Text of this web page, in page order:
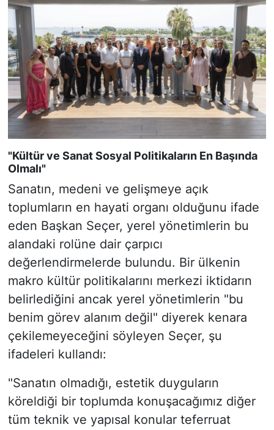
"Kültür ve Sanat Sosyal Politikaların En Başında
Olmalı"
Sanatın, medeni ve gelişmeye açık
toplumların en hayati organı olduğunu ifade
eden Başkan Seçer, yerel yönetimlerin bu
alandaki rolüne dair çarpıcı
değerlendirmelerde bulundu. Bir ülkenin
makro kültür politikalarını merkezi iktidarın
belirlediğini ancak yerel yönetimlerin "bu
benim görev alanım değil" diyerek kenara
çekilemeyeceğini söyleyen Seçer, şu
ifadeleri kullandı:
"Sanatın olmadığı, estetik duyguların
köreldiği bir toplumda konuşacağımız diğer
tüm teknik ve yapısal konular teferruat